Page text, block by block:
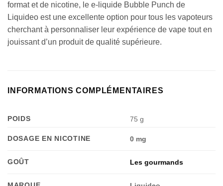
format et de nicotine, le e-liquide Bubble Punch de
Liquideo est une excellente option pour tous les vapoteurs
cherchant à personnaliser leur expérience de vape tout en
jouissant d’un produit de qualité supérieure.
INFORMATIONS COMPLÉMENTAIRES
POIDS 75 g
DOSAGE EN NICOTINE 0 mg
GOÛT Les gourmands